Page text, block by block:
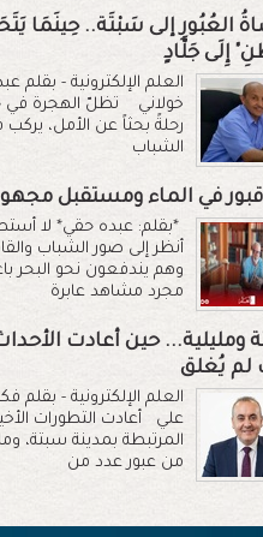
العُبُورِ إلى سَبْتَة.. حِينَمَا
إِلَى جَلَّادٍ
العلم الإلكترونية - بقلم
خولاني تظلّ الهجرة في
رحلةً بحثاً عن الأمل، يركب
الشباب
قبور في الماء ومستقبل
*بقلم: عبده حقي* لا
أنظر إلى صور الشباب
وهم يندفعون نحو البحر
مجرد مشاهد عابرة
ومليلية... حين أعادت
لم يُغلق
العلم الإلكترونية - بقلم
علي أعادت التطورات
المرتبطة بمدينة سبتة،
من عبور عدد من